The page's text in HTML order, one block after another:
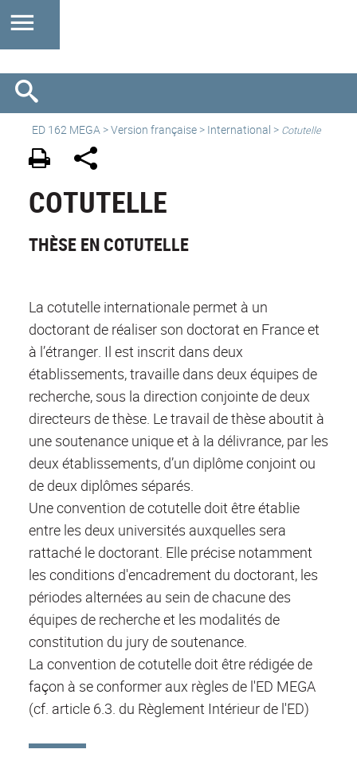
ED 162 MEGA >Version française > International > Cotutelle
COTUTELLE
THÈSE EN COTUTELLE
La cotutelle internationale permet à un
doctorant de réaliser son doctorat en France et
à l’étranger. Il est inscrit dans deux
établissements, travaille dans deux équipes de
recherche, sous la direction conjointe de deux
directeurs de thèse. Le travail de thèse aboutit à
une soutenance unique et à la délivrance, par les
deux établissements, d’un diplôme conjoint ou
de deux diplômes séparés.
Une convention de cotutelle doit être établie
entre les deux universités auxquelles sera
rattaché le doctorant. Elle précise notamment
les conditions d'encadrement du doctorant, les
périodes alternées au sein de chacune des
équipes de recherche et les modalités de
constitution du jury de soutenance.
La convention de cotutelle doit être rédigée de
façon à se conformer aux règles de l'ED MEGA
(cf. article 6.3. du Règlement Intérieur de l'ED)